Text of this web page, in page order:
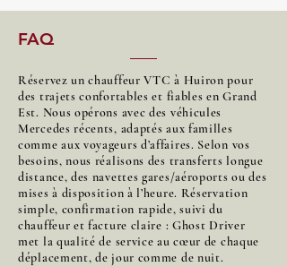
FAQ
Réservez un chauffeur VTC à Huiron pour
des trajets confortables et fiables en Grand
Est. Nous opérons avec des véhicules
Mercedes récents, adaptés aux familles
comme aux voyageurs d’affaires. Selon vos
besoins, nous réalisons des transferts longue
distance, des navettes gares/aéroports ou des
mises à disposition à l’heure. Réservation
simple, confirmation rapide, suivi du
chauffeur et facture claire : Ghost Driver
met la qualité de service au cœur de chaque
déplacement, de jour comme de nuit.